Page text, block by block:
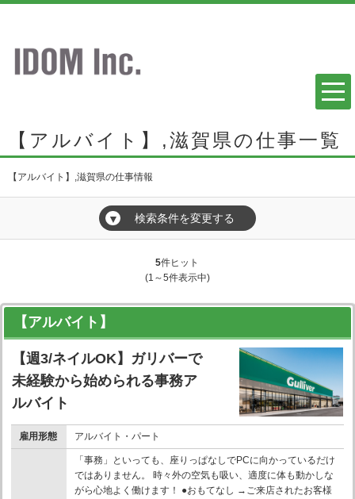
【アルバイト】,滋賀県の仕事一覧
【アルバイト】,滋賀県の仕事情報
▼ 検索条件を変更する
5件ヒット
(1～5件表示中)
【アルバイト】
【週3/ネイルOK】ガリバーで
未経験から始められる事務ア
ルバイト
雇用形態 アルバイト・パート
「事務」といっても、座りっぱなしでPCに向かっているだけ
ではありません。 時々外の空気も吸い、適度に体も動かしな
がら心地よく働けます！ ●おもてなし →ご来店されたお客様